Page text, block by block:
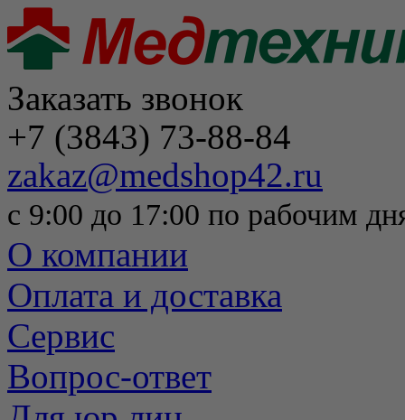
Заказать звонок
+7 (3843) 73-88-84
zakaz@medshop42.ru
с 9:00 до 17:00 по рабочим
О компании
Оплата и доставка
Сервис
Вопрос-ответ